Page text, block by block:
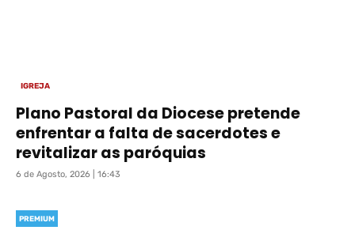
IGREJA
Plano Pastoral da Diocese pretende
enfrentar a falta de sacerdotes e
revitalizar as paróquias
6 de Agosto, 2026 | 16:43
PREMIUM